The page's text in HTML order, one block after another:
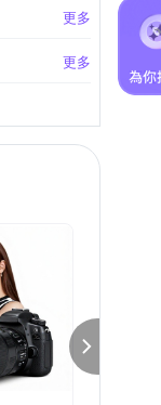
更多
更多